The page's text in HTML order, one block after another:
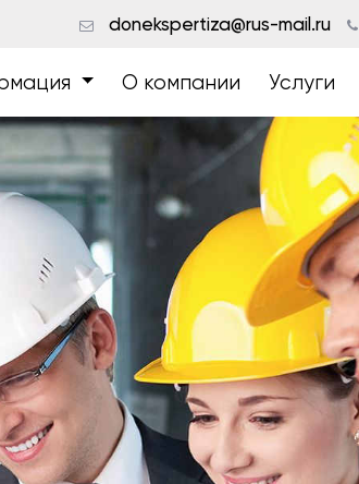
donekspertiza@rus-mail.ru
О компании Услуги